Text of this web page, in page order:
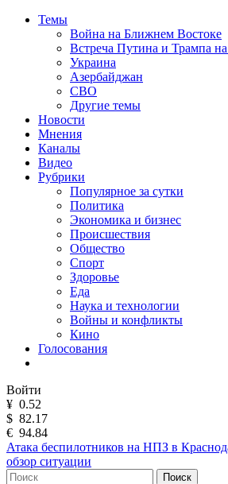
Темы
Война на Ближнем Востоке
Встреча Путина и Трампа
Украина
Азербайджан
СВО
Другие темы
Новости
Мнения
Каналы
Видео
Рубрики
Популярное за сутки
Политика
Экономика и бизнес
Происшествия
Общество
Спорт
Здоровье
Еда
Наука и технологии
Войны и конфликты
Кино
Голосования
Войти
¥ 0.52
$ 82.17
€ 94.84
Атака беспилотников на НПЗ в
обзор ситуации
Поиск